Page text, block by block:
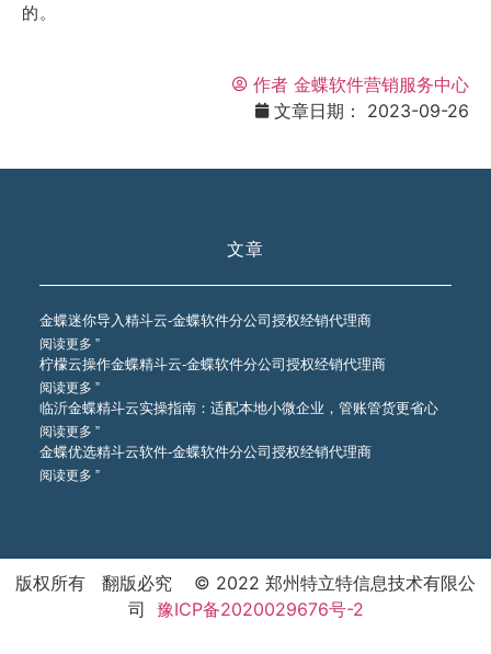
的。
作者 金蝶软件营销服务中心
文章日期：
2023-09-26
文章
金蝶迷你导入精斗云-金蝶软件分公司授权经销代理商
阅读更多 ”
柠檬云操作金蝶精斗云-金蝶软件分公司授权经销代理商
阅读更多 ”
临沂金蝶精斗云实操指南：适配本地小微企业，管账管货更省心
阅读更多 ”
金蝶优选精斗云软件-金蝶软件分公司授权经销代理商
阅读更多 ”
版权所有 翻版必究 © 2022 郑州特立特信息技术有限公
司 豫ICP备2020029676号-2